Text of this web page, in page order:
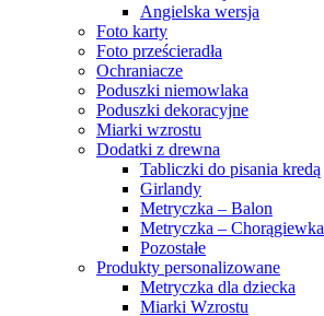
Angielska wersja
Foto karty
Foto prześcieradła
Ochraniacze
Poduszki niemowlaka
Poduszki dekoracyjne
Miarki wzrostu
Dodatki z drewna
Tabliczki do pisania kredą
Girlandy
Metryczka – Balon
Metryczka – Chorągiewka
Pozostałe
Produkty personalizowane
Metryczka dla dziecka
Miarki Wzrostu